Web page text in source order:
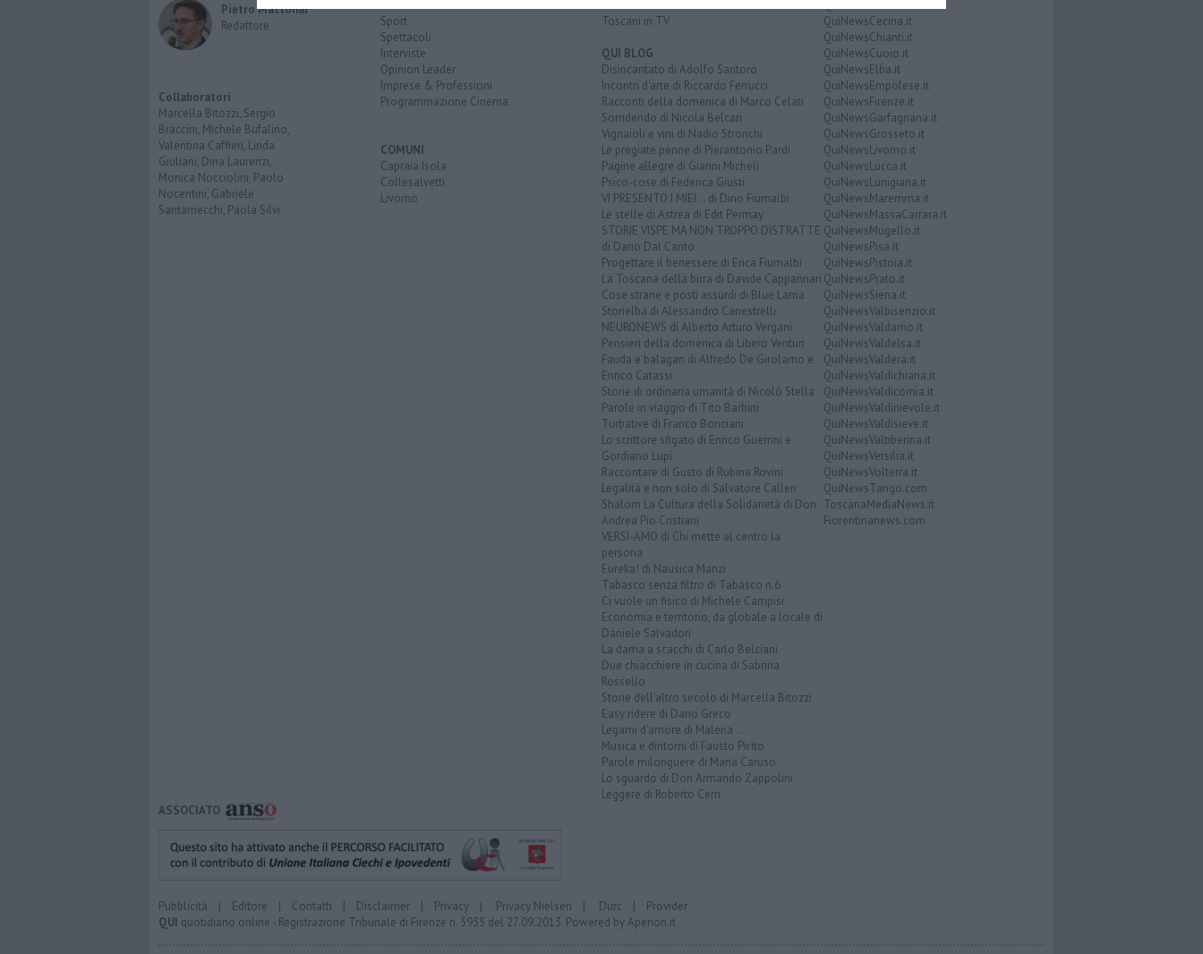
Pietro Mattonai
Redattore
Collaboratori
Marcella Bitozzi, Sergio
Braccini, Michele Bufalino,
Valentina Caffieri, Linda
Giuliani, Dina Laurenzi,
Monica Nocciolini, Paolo
Nocentini, Gabriele
Santarnecchi, Paola Silvi.
Sport
Spettacoli
Interviste
Opinion Leader
Imprese & Professioni
Programmazione Cinema
COMUNI
Capraia Isola
Collesalvetti
Livorno
Toscani in TV
QUI BLOG
Disincantato di Adolfo Santoro
Incontri d'arte di Riccardo Ferrucci
Racconti della domenica di Marco Celati
Sorridendo di Nicola Belcari
Vignaioli e vini di Nadio Stronchi
Le pregiate penne di Pierantonio Pardi
Pagine allegre di Gianni Micheli
Psico-cose di Federica Giusti
VI PRESENTO I MIEI... di Dino Fiumalbi
Le stelle di Astrea di Edit Permay
STORIE VISPE MA NON TROPPO DISTRATTE
di Dario Dal Canto
Progettare il benessere di Erica Fiumalbi
La Toscana della birra di Davide Cappannari
Cose strane e posti assurdi di Blue Lama
Storielba di Alessandro Canestrelli
NEURONEWS di Alberto Arturo Vergani
Pensieri della domenica di Libero Venturi
Fauda e balagan di Alfredo De Girolamo e
Enrico Catassi
Storie di ordinaria umanità di Nicolò Stella
Parole in viaggio di Tito Barbini
Turbative di Franco Bonciani
Lo scrittore sfigato di Enrico Guerrini e
Gordiano Lupi
Raccontare di Gusto di Rubina Rovini
Legalità e non solo di Salvatore Calleri
Shalom La Cultura della Solidarietà di Don
Andrea Pio Cristiani
VERSI-AMO di Chi mette al centro la
persona
Eureka! di Nausica Manzi
Tabasco senza filtro di Tabasco n.6
Ci vuole un fisico di Michele Campisi
Economia e territorio, da globale a locale di
Daniele Salvadori
La dama a scacchi di Carlo Belciani
Due chiacchiere in cucina di Sabrina
Rossello
Storie dell'altro secolo di Marcella Bitozzi
Easy ridere di Dario Greco
Legami d'amore di Malena ...
Musica e dintorni di Fausto Pirìto
Parole milonguere di Maria Caruso
Lo sguardo di Don Armando Zappolini
Leggere di Roberto Cerri
QuiNewsCecina.it
QuiNewsChianti.it
QuiNewsCuoio.it
QuiNewsElba.it
QuiNewsEmpolese.it
QuiNewsFirenze.it
QuiNewsGarfagnana.it
QuiNewsGrosseto.it
QuiNewsLivorno.it
QuiNewsLucca.it
QuiNewsLunigiana.it
QuiNewsMaremma.it
QuiNewsMassaCarrara.it
QuiNewsMugello.it
QuiNewsPisa.it
QuiNewsPistoia.it
QuiNewsPrato.it
QuiNewsSiena.it
QuiNewsValbisenzio.it
QuiNewsValdarno.it
QuiNewsValdelsa.it
QuiNewsValdera.it
QuiNewsValdichiana.it
QuiNewsValdicornia.it
QuiNewsValdinievole.it
QuiNewsValdisieve.it
QuiNewsValtiberina.it
QuiNewsVersilia.it
QuiNewsVolterra.it
QuiNewsTango.com
ToscanaMediaNews.it
Fiorentinanews.com
ASSOCIATO
Pubblicità | Editore | Contatti | Disclaimer | Privacy | Privacy Nielsen | Durc | Provider
QUI quotidiano online - Registrazione Tribunale di Firenze n. 5935 del 27.09.2013. Powered byAperion.it